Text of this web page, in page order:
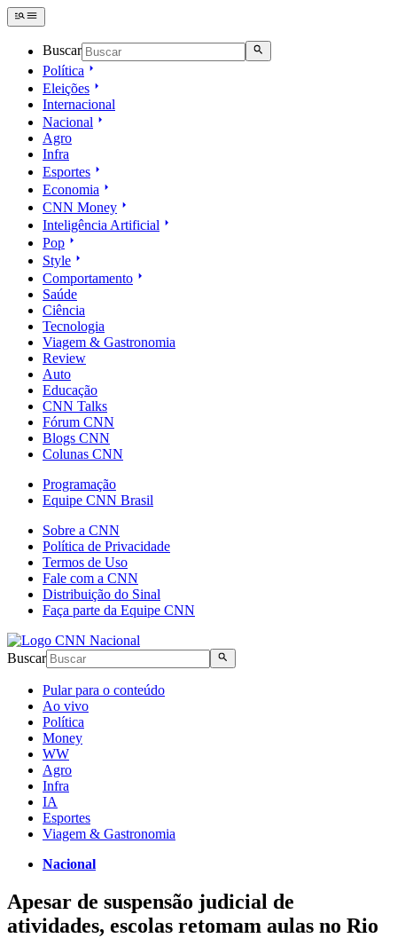
Buscar
Política
Eleições
Internacional
Nacional
Agro
Infra
Esportes
Economia
CNN Money
Inteligência Artificial
Pop
Style
Comportamento
Saúde
Ciência
Tecnologia
Viagem & Gastronomia
Review
Auto
Educação
CNN Talks
Fórum CNN
Blogs CNN
Colunas CNN
Programação
Equipe CNN Brasil
Sobre a CNN
Política de Privacidade
Termos de Uso
Fale com a CNN
Distribuição do Sinal
Faça parte da Equipe CNN
Buscar
Pular para o conteúdo
Ao vivo
Política
Money
WW
Agro
Infra
IA
Esportes
Viagem & Gastronomia
Nacional
Apesar de suspensão judicial de
atividades, escolas retomam aulas no Rio